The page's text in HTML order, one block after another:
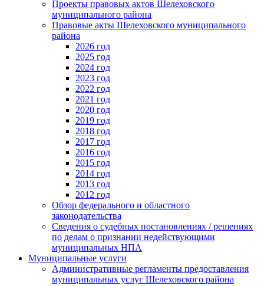
Проекты правовых актов Шелеховского
муниципального района
Правовые акты Шелеховского муниципального
района
2026 год
2025 год
2024 год
2023 год
2022 год
2021 год
2020 год
2019 год
2018 год
2017 год
2016 год
2015 год
2014 год
2013 год
2012 год
Обзор федерального и областного
законодательства
Сведения о судебных постановлениях / решениях
по делам о признании недействующими
муниципальных НПА
Муниципальные услуги
Административные регламенты предоставления
муниципальных услуг Шелеховского района